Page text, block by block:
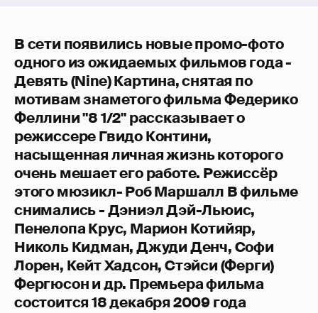
В сети появились новые промо-фото
одного из ожидаемых фильмов года -
Девять (Nine) Картина, снятая по
мотивам знаметого фильма Федерико
Феллини "8 1/2" рассказывает о
режиссере Гвидо Контини,
насыщенная личная жизнь которого
очень мешает его работе. Режиссёр
этого мюзикл- Роб Маршалл В фильме
снимались - Дэниэл Дэй-Льюис,
Пенелопа Крус, Марион Котийяр,
Николь Кидман, Джуди Денч, Софи
Лорен, Кейт Хадсон, Стэйси (Ферги)
Фергюсон и др. Премьера фильма
состоится 18 декабря 2009 года